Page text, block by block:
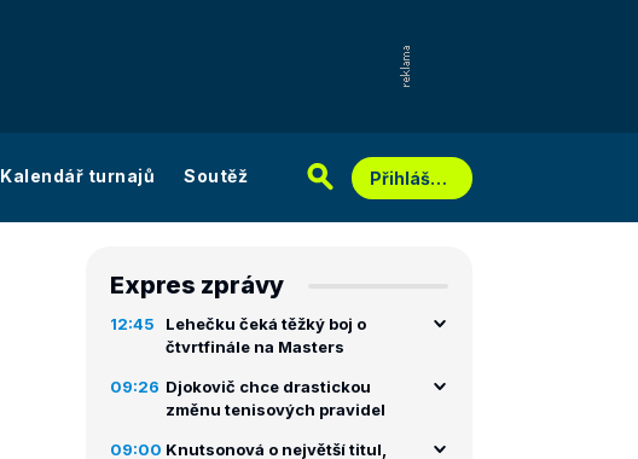
Kalendář turnajů Soutěž Přihlášení
Expres zprávy
12:45
Lehečku čeká těžký boj o
čtvrtfinále na Masters
09:26 Djokovič chce drastickou
změnu tenisových pravidel
09:00 Knutsonová o největší titul,